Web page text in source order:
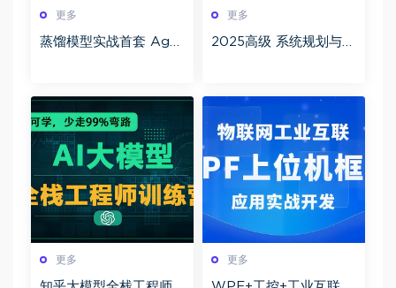
更多
蒸馏模型实战首套 Age
技能体系
更多
2025高级 系统规划与管
更多 更多